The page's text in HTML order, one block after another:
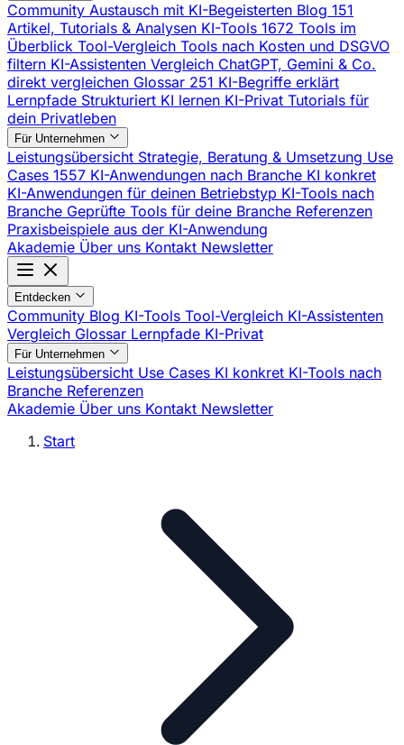
Community Austausch mit KI-Begeisterten Blog 151
Artikel, Tutorials & Analysen KI-Tools 1672 Tools im
Überblick Tool-Vergleich Tools nach Kosten und DSGVO
filtern KI-Assistenten Vergleich ChatGPT, Gemini & Co.
direkt vergleichen Glossar 251 KI-Begriffe erklärt
Lernpfade Strukturiert KI lernen KI-Privat Tutorials für
dein Privatleben
Für Unternehmen
Leistungsübersicht Strategie, Beratung & Umsetzung Use
Cases 1557 KI-Anwendungen nach Branche KI konkret
KI-Anwendungen für deinen Betriebstyp KI-Tools nach
Branche Geprüfte Tools für deine Branche Referenzen
Praxisbeispiele aus der KI-Anwendung
Akademie Über uns Kontakt Newsletter
Entdecken
Community Blog KI-Tools Tool-Vergleich KI-Assistenten
Vergleich Glossar Lernpfade KI-Privat
Für Unternehmen
Leistungsübersicht Use Cases KI konkret KI-Tools nach
Branche Referenzen
Akademie Über uns Kontakt Newsletter
Start